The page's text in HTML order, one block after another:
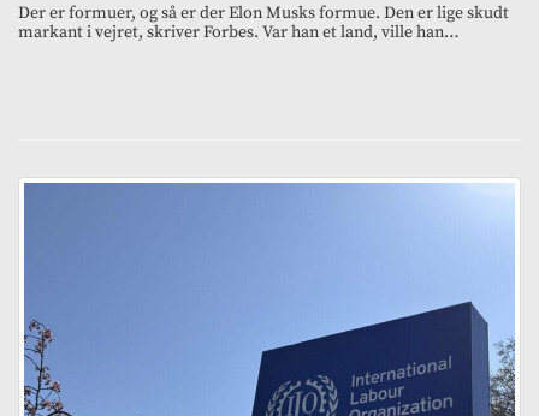
Der er formuer, og så er der Elon Musks formue. Den er lige skudt
markant i vejret, skriver Forbes. Var han et land, ville han…